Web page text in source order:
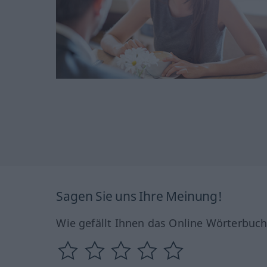
Sagen Sie uns Ihre Meinung!
Wie gefällt Ihnen das Online